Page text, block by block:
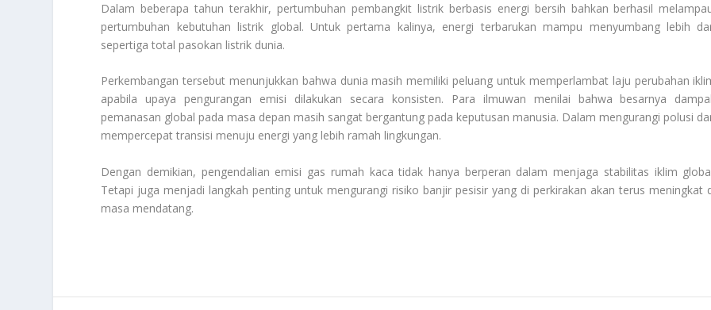
Dalam beberapa tahun terakhir, pertumbuhan pembangkit listrik berbasis energi bersih bahkan berhasil
pertumbuhan kebutuhan listrik global. Untuk pertama kalinya, energi terbarukan mampu menyumbang lebih
sepertiga total pasokan listrik dunia.
Perkembangan tersebut menunjukkan bahwa dunia masih memiliki peluang untuk memperlambat laju perubahan
apabila upaya pengurangan emisi dilakukan secara konsisten. Para ilmuwan menilai bahwa besarnya
pemanasan global pada masa depan masih sangat bergantung pada keputusan manusia. Dalam mengurangi polusi
mempercepat transisi menuju energi yang lebih ramah lingkungan.
Dengan demikian, pengendalian emisi gas rumah kaca tidak hanya berperan dalam menjaga stabilitas iklim
Tetapi juga menjadi langkah penting untuk mengurangi risiko banjir pesisir yang di perkirakan akan terus meningkat
masa mendatang.